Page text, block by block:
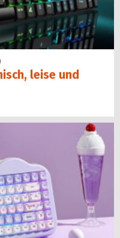
leise und